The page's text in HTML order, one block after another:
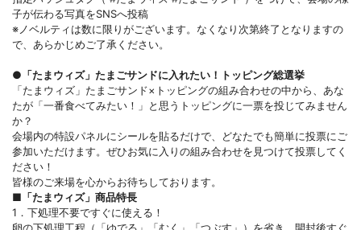
子が伝わる写真をSNSへ投稿
※ノベルティは数に限りがございます。なくなり次第終了となりますの
で、あらかじめご了承ください。
● 「たまウィズ」たまごサンドに入れたい！トッピング総選挙
「たまウィズ」たまごサンド×トッピングの組み合わせの中から、あな
たが「一番食べてみたい！」と思うトッピングに一票を投じてみません
か？
会場内の特設パネルにシールを貼るだけで、どなたでも簡単に投票にご
参加いただけます。ぜひお気に入りの組み合わせを見つけて投票してく
ださい！
皆様のご来場を心からお待ちしております。
■「たまウィズ」商品特長
1．下処理不要ですぐに使える！